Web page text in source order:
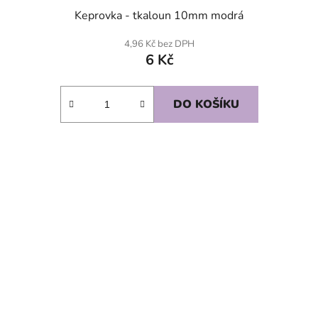
Keprovka - tkaloun 10mm modrá
4,96 Kč bez DPH
6 Kč
DO KOŠÍKU